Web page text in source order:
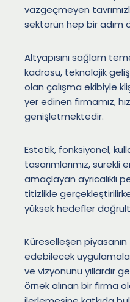
vazgeçmeyen
sektörün hep bir adım
Altyapısını sağlam
kadrosu, teknolojik
olan çalışma ekibiyle
yer edinen firmamız,
genişletmektedir.
Estetik, fonksiyonel,
tasarımlarımız, sürekli
amaçlayan ayrıcalıklı
titizlikle
yüksek hedefler
Küreselleşen
edebilecek
ve vizyonunu yıllardır
örnek alınan bir firma